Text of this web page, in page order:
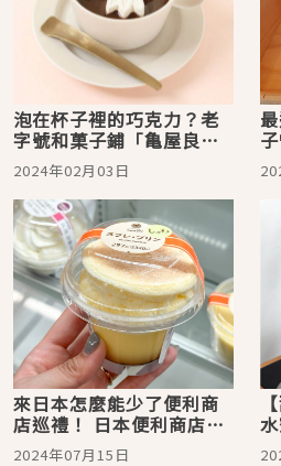
泡在杯子裡的巧克力？老
字號和菓子鋪「亀屋良
長」推出超可愛甜蜜情人
節限定甜點
2024年02月03日
來日本怎麼能少了便利商
店巡禮！ 日本便利商店定
番甜點推薦
2024年07月15日 7